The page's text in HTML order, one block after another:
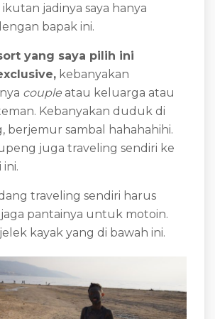
jadinya saya hanya
bapak ini.
yang saya pilih ini
kebanyakan
couple atau keluarga atau
Kebanyakan duduk di
berjemur sambal hahahahihi.
juga traveling sendiri ke
traveling sendiri harus
pantainya untuk motoin.
kayak yang di bawah ini.